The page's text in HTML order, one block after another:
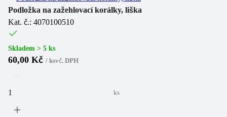
Podložka na zažehlovací korálky, liška
Kat. č.: 4070100510
Skladem > 5 ks
60,00 Kč / ksvč. DPH
ks